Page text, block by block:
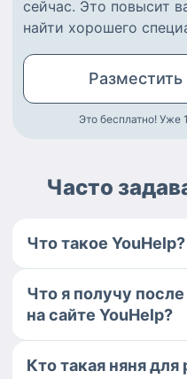
сейчас. Это повысит
найти хорошего
Разместить
Это бесплатно! Уже
Часто
Что такое YouHelp?
Что я получу
на сайте YouHelp?
Кто такая няня для